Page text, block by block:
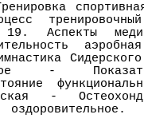
19. Аспекты
-
-